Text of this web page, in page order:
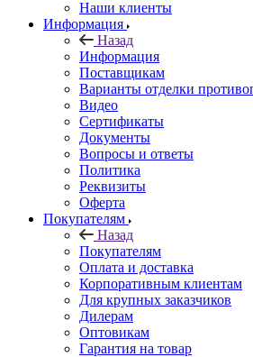
Наши клиенты
Информация
Назад
Информация
Поставщикам
Варианты отделки
Видео
Сертификаты
Документы
Вопросы и ответы
Политика
Реквизиты
Оферта
Покупателям
Назад
Покупателям
Оплата и доставка
Корпоративным клиентам
Для крупных заказчиков
Дилерам
Оптовикам
Гарантия на товар